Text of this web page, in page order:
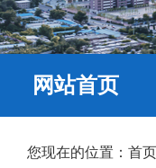
网站首页
您现在的位置： 首页